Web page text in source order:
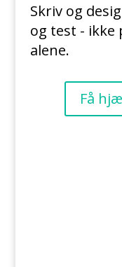
Skriv og
og test - ikke
alene.
Få